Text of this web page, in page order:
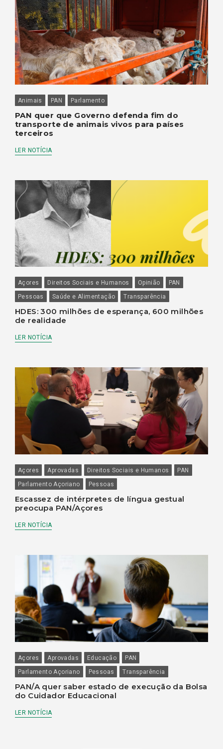
Animais PAN Parlamento
PAN quer que Governo defenda fim do
transporte de animais vivos para países
terceiros
LER NOTÍCIA
Açores Direitos Sociais e Humanos Opinião
PAN
Pessoas
Saúde e Alimentação Transparência
HDES: 300 milhões de esperança, 600 milhões
de realidade
LER NOTÍCIA
Açores Aprovadas Direitos Sociais e Humanos
PAN
Parlamento Açoriano
Pessoas
Escassez de intérpretes de língua gestual
preocupa PAN/Açores
LER NOTÍCIA
Açores Aprovadas Educação
PAN
Parlamento Açoriano
Pessoas Transparência
PAN/A quer saber estado de execução da Bolsa
do Cuidador Educacional
LER NOTÍCIA